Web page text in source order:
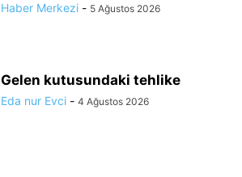
Haber Merkezi - 5 Ağustos 2026
Gelen kutusundaki tehlike
Eda nur Evci - 4 Ağustos 2026